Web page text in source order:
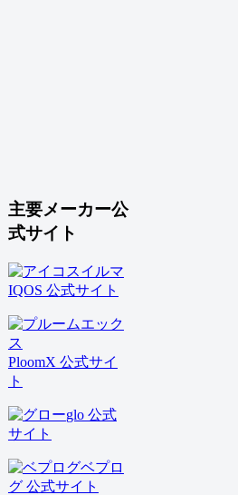
主要メーカー公
式サイト
IQOS 公式サイト
PloomX 公式サイ
ト
glo 公式
サイト
ベプロ
グ 公式サイト